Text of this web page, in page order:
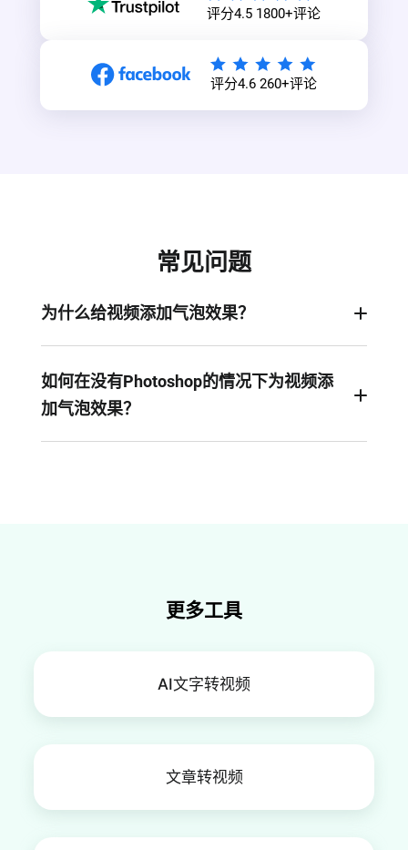
评分4.5 1800+评论
评分4.6 260+评论
常见问题
为什么给视频添加气泡效果？
可爱、更具视觉吸引力。
如何在没有Photoshop的情况下为视频添
加气泡效果？
更多工具
AI文字转视频
文章转视频